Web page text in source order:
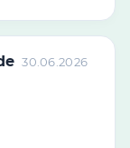
30.06.2026